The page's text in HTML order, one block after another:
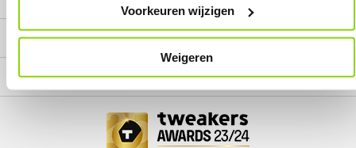
Voorkeuren wijzigen
Weigeren
Megekko
Categorieën